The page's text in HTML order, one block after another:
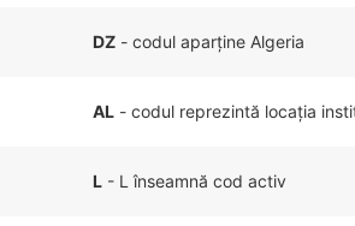
DZ - codul aparține Algeria
AL - codul reprezintă locația
L - L înseamnă cod activ